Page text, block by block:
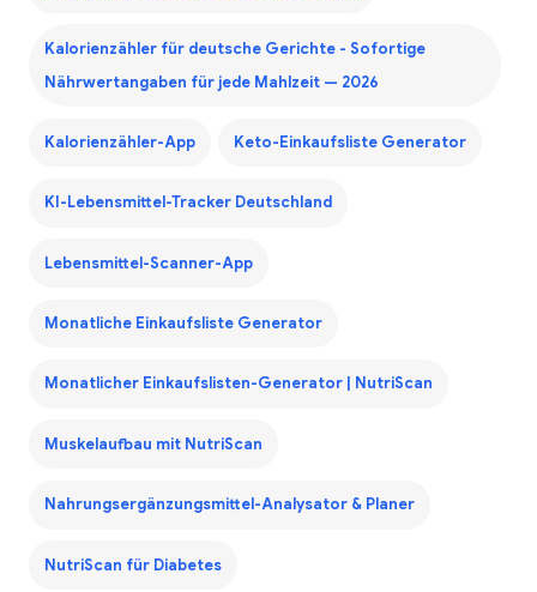
Kalorienzähler für deutsche Gerichte - Sofortige
Nährwertangaben für jede Mahlzeit — 2026
Kalorienzähler-App Keto-Einkaufsliste Generator
KI-Lebensmittel-Tracker Deutschland
Lebensmittel-Scanner-App
Monatliche Einkaufsliste Generator
Monatlicher Einkaufslisten-Generator | NutriScan
Muskelaufbau mit NutriScan
Nahrungsergänzungsmittel-Analysator & Planer
NutriScan für Diabetes